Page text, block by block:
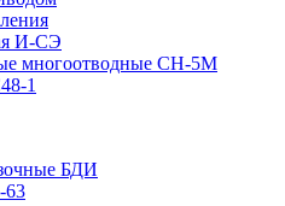
И-СЭ
многоотводные СН-5М
1
БДИ
63